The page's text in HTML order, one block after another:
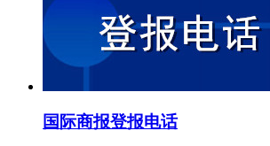
国际商报登报电话